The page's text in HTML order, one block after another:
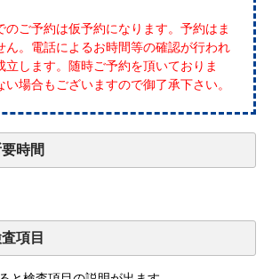
ご予約は仮予約になります。予約はま
ん。電話によるお時間等の確認が行われ
立します。随時ご予約を頂いておりま
場合もございますので御了承下さい。
時間
項目